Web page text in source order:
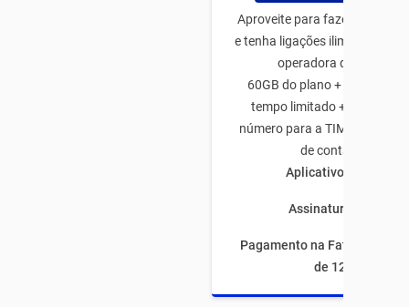
Aproveite para fazer o plano
e tenha ligações ilimitadas
operadora de todo
60GB do plano + 50GB de
tempo limitado + 5GB
número para a TIM + 10GB
de conta C6 Bank
Aplicativos
Assinaturas
Pagamento na Fatura com
de 12 meses